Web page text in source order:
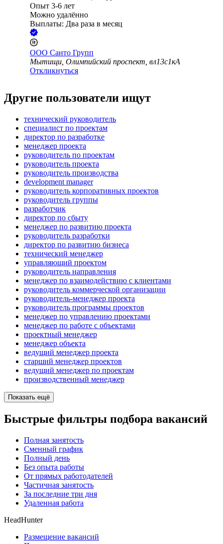
Опыт 3-6 лет
Можно удалённо
Выплаты: Два раза в месяц
ООО Санто Групп
Мытищи, Олимпийский проспект, вл13с1кА
Откликнуться
Другие пользователи ищут
технический руководитель
специалист по проектам
директор по разработке
менеджер проекта
руководитель по проектам
руководитель проекта
руководитель производства
development manager
руководитель корпоративных проектов
руководитель группы
разработчик
директор по сбыту
менеджер по развитию проекта
руководитель разработки
директор по развитию бизнеса
технический менеджер
управляющий проектом
руководитель направления
менеджер по взаимодействию с клиентами
руководитель коммерческой организации
руководитель-менеджер проекта
руководитель программы проектов
менеджер по управлению проектами
менеджер по работе с объектами
проектный менеджер
менеджер объекта
ведущий менеджер проекта
старший менеджер проектов
ведущий менеджер по проектам
производственный менеджер
Показать ещё
Быстрые фильтры подбора вакансий
Полная занятость
Сменный график
Полный день
Без опыта работы
От прямых работодателей
Частичная занятость
За последние три дня
Удаленная работа
HeadHunter
Размещение вакансий